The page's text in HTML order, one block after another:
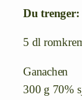
Du trenger:
5 dl
Ganachen
300 g 70%